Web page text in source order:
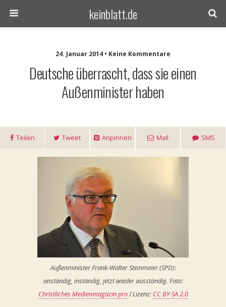
keinblatt.de
24. Januar 2014 • Keine Kommentare
Deutsche überrascht, dass sie einen
Außenminister haben
Teilen Tweet Anpinnen Mail SMS
Außenminister Frank-Walter Steinmeier (SPD):
anständig, inständig, jetzt wieder ausständig. Foto:
Christliches Medienmagazin pro/ Lizenz: CC BY-SA 2.0